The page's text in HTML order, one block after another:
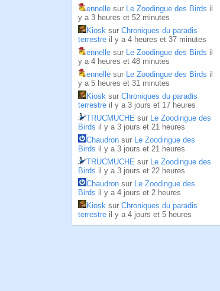
ennelle sur Le Zoodingue des Birds il
y a 3 heures et 52 minutes
Kiosk sur Chroniques du paradis
terrestre il y a 4 heures et 37 minutes
ennelle sur Le Zoodingue des Birds il
y a 4 heures et 48 minutes
ennelle sur Le Zoodingue des Birds il
y a 5 heures et 31 minutes
Kiosk sur Chroniques du paradis
terrestre il y a 3 jours et 17 heures
TRUCMUCHE sur Le Zoodingue des
Birds il y a 3 jours et 21 heures
Chaudron sur Le Zoodingue des
Birds il y a 3 jours et 21 heures
TRUCMUCHE sur Le Zoodingue des
Birds il y a 3 jours et 22 heures
Chaudron sur Le Zoodingue des
Birds il y a 4 jours et 2 heures
Kiosk sur Chroniques du paradis
terrestre il y a 4 jours et 5 heures